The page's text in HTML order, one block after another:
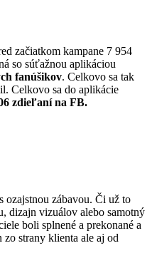
začiatkom kampane 7 954
so súťažnou aplikáciou
fanúšikov. Celkovo sa tak
Celkovo sa do aplikácie
zdieľaní na FB.
zábavou. Či už to
dizajn vizuálov alebo samotný
boli splnené a prekonané a
strany klienta ale aj od